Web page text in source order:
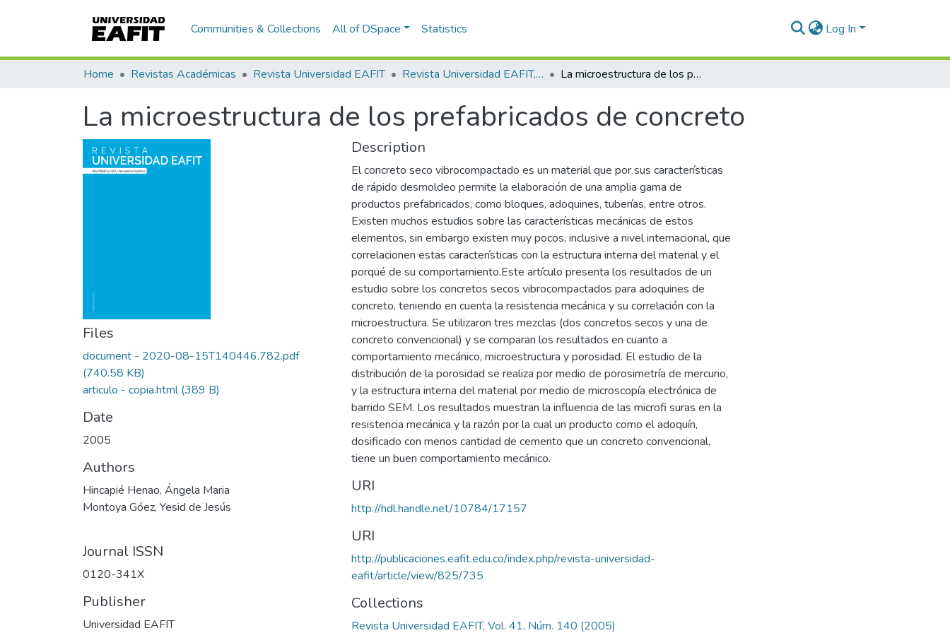
Communities & Collections All of DSpace Statistics Log In
Home Revistas Académicas Revista Universidad EAFIT Revista Universidad EAFIT, Vol. 41, Núm. 140 (2005) La microestructura de los prefabricados de concreto
La microestructura de los prefabricados de concreto
Files
document - 2020-08-15T140446.782.pdf
(740.58 KB)
articulo - copia.html(389 B)
Date
2005
Authors
Hincapié Henao, Ángela Maria
Montoya Góez, Yesid de Jesús
Journal ISSN
0120-341X
Publisher
Universidad EAFIT
Description
El concreto seco vibrocompactado es un material que por sus características
de rápido desmoldeo permite la elaboración de una amplia gama de
productos prefabricados, como bloques, adoquines, tuberías, entre otros.
Existen muchos estudios sobre las características mecánicas de estos
elementos, sin embargo existen muy pocos, inclusive a nivel internacional, que
correlacionen estas características con la estructura interna del material y el
porqué de su comportamiento.Este artículo presenta los resultados de un
estudio sobre los concretos secos vibrocompactados para adoquines de
concreto, teniendo en cuenta la resistencia mecánica y su correlación con la
microestructura. Se utilizaron tres mezclas (dos concretos secos y una de
concreto convencional) y se comparan los resultados en cuanto a
comportamiento mecánico, microestructura y porosidad. El estudio de la
distribución de la porosidad se realiza por medio de porosimetría de mercurio,
y la estructura interna del material por medio de microscopía electrónica de
barrido SEM. Los resultados muestran la influencia de las microfi suras en la
resistencia mecánica y la razón por la cual un producto como el adoquín,
dosificado con menos cantidad de cemento que un concreto convencional,
tiene un buen comportamiento mecánico.
URI
http://hdl.handle.net/10784/17157
URI
http://publicaciones.eafit.edu.co/index.php/revista-universidad-
eafit/article/view/825/735
Collections
Revista Universidad EAFIT, Vol. 41, Núm. 140 (2005)